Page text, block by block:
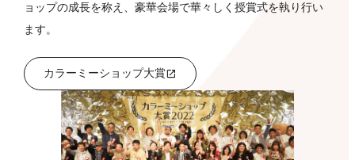
ョップの成長を称え、豪華会場で華々しく授賞式を執り行い
ます。
カラーミーショップ大賞